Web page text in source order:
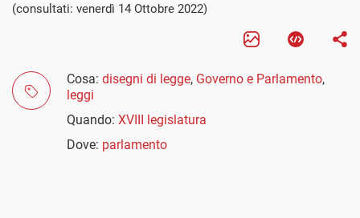
(consultati: venerdì 14 Ottobre 2022)
Cosa: disegni di legge, Governo e Parlamento,
leggi
Quando: XVIII legislatura
Dove: parlamento